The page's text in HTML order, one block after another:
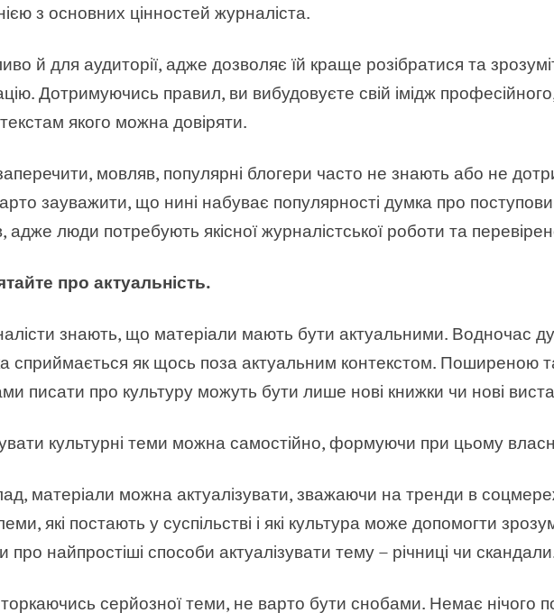
з основних цінностей журналіста.
й для аудиторії, адже дозволяє їй краще розібратися та
Дотримуючись правил, ви вибудовуєте свій імідж
якого можна довіряти.
мовляв, популярні блогери часто не знають або не
зауважити, що нині набуває популярності думка про
адже люди потребують якісної журналістської роботи та
про актуальність.
знають, що матеріали мають бути актуальними. Водночас
сприймається як щось поза актуальним контекстом. Поширеною
писати про культуру можуть бути лише нові книжки чи нові
культурні теми можна самостійно, формуючи при цьому
матеріали можна актуалізувати, зважаючи на тренди в
які постають у суспільстві і які культура може допомогти
про найпростіші способи актуалізувати тему – річниці чи
серйозної теми, не варто бути снобами. Немає нічого